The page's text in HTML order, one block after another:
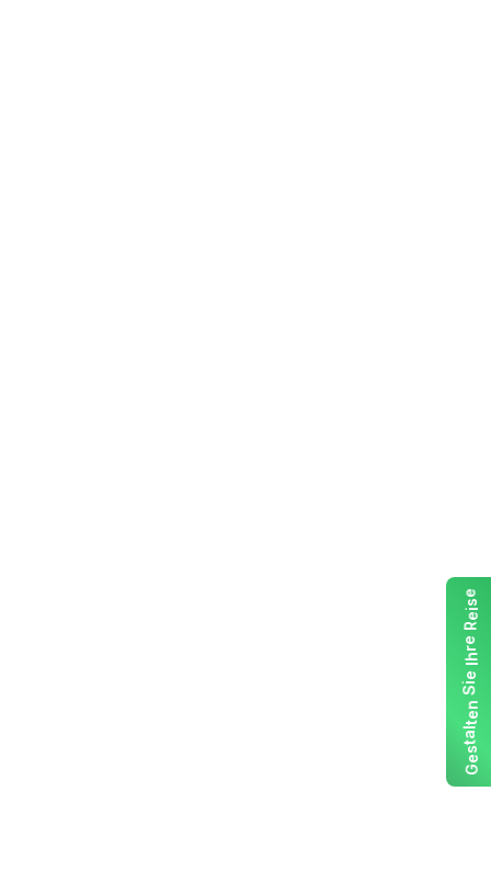
G
e
s
t
a
l
t
e
n
S
i
e
I
h
r
e
R
e
i
s
e